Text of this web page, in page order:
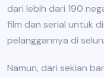
dari lebih dari 190
film dan serial untuk
pelanggannya di
Namun, dari sekian